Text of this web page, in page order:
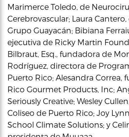
Marimerce Toledo, de
Cerebrovascular; Laura
Grupo Guayacán; Bibiana
ejecutiva de Ricky Martin
Bilbraut, Esq., fundadora de
Rodríguez, directora de
Puerto Rico; Alesandra Correa,
Rico Gourmet Products, Inc;
Seriously Creative; Wesley
Coliseo de Puerto Rico; Joy
School Climate Solutions; y